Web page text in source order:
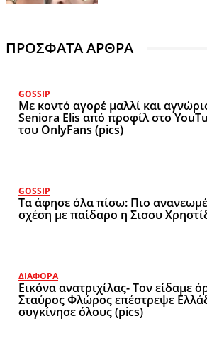
ΠΡΟΣΦΑΤΑ ΑΡΘΡΑ
GOSSIP
Με κοντό αγορέ μαλλί και
Seniora Elis από προφίλ στο
του OnlyFans (pics)
GOSSIP
Τα άφησε όλα πίσω: Πιο
σχέση με παίδαρο η Σισσυ
ΔΙΆΦΟΡΑ
Εικόνα ανατριχίλας- Τον είδαμε
Σταύρος Φλώρος επέστρεψε
συγκίνησε όλους (pics)